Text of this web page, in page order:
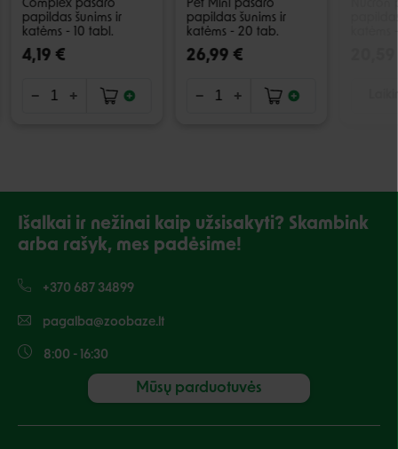
Complex pašaro
papildas šunims ir
katėms - 10 tabl.
4,19 €
Pet Mini pašaro
papildas šunims ir
katėms - 20 tab.
26,99 €
Išalkai ir nežinai kaip užsisakyti? Skambink
arba rašyk, mes padėsime!
+370 687 34899
pagalba@zoobaze.lt
8:00 - 16:30
Mūsų parduotuvės